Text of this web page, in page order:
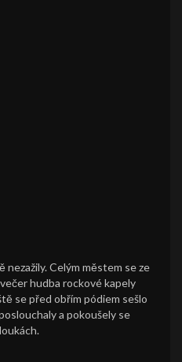
Celým městem se ze
hudba rockové kapely
se před obřím pódiem sešlo
a pokoušely se